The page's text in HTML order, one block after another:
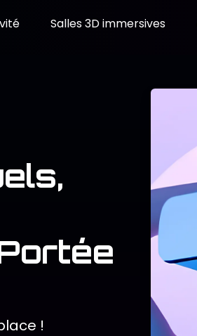
Salles 3D immersives
!